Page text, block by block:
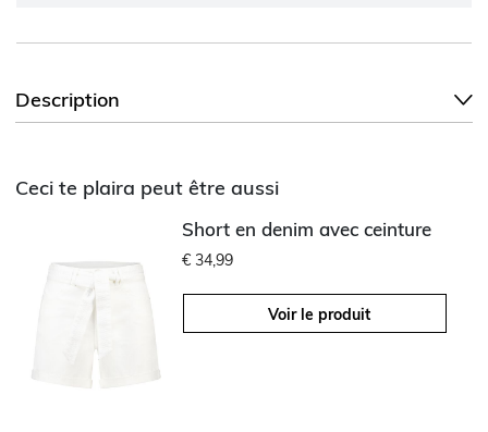
Description
Ceci te plaira peut être aussi
Short en denim avec ceinture
€ 34,99
Voir le produit